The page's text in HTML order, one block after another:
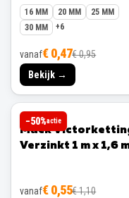
30 mm
16 MM 20 MM
25 MM
30 MM
+6
vanaf€ 0,47€ 0,95
Bekijk →
−50%actie
MACK
Mack
Verzinkt 1 m x 1,6
vanaf€ 0,55€ 1,10